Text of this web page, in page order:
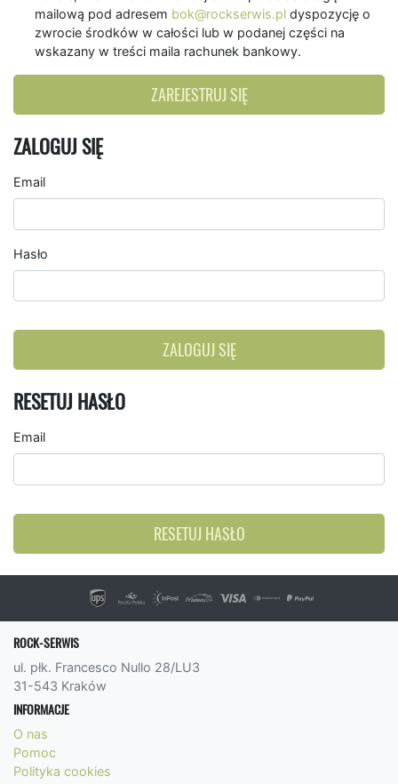
mailową pod adresem bok@rockserwis.pl dyspozycję o
zwrocie środków w całości lub w podanej części na
wskazany w treści maila rachunek bankowy.
ZAREJESTRUJ SIĘ
ZALOGUJ SIĘ
Email
Hasło
ZALOGUJ SIĘ
RESETUJ HASŁO
Email
RESETUJ HASŁO
ROCK-SERWIS
ul. płk. Francesco Nullo 28/LU3
31-543 Kraków
INFORMACJE
O nas
Pomoc
Polityka cookies